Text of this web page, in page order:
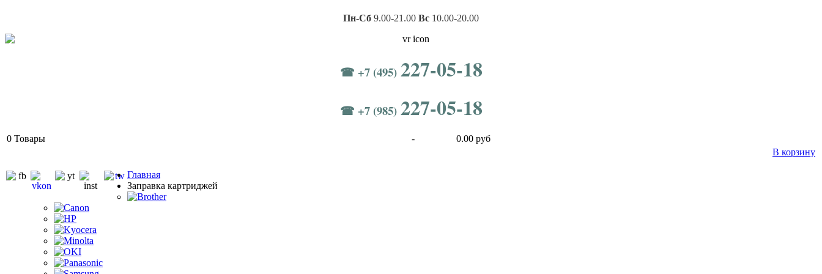
Пн-Сб 9.00-21.00 Вс 10.00-20.00
☎ +7 (495) 227-05-18
☎ +7 (985) 227-05-18
0 Товары -
0.00 руб
В корзину
Главная
Заправка картриджей